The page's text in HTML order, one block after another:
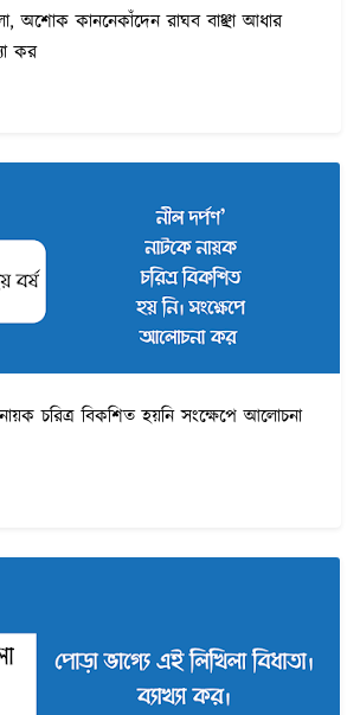
অশোক কাননেকাঁদেন রাঘব বাঞ্ছা আধার
কর
চরিত্র বিকশিত হয়নি সংক্ষেপে আলোচনা